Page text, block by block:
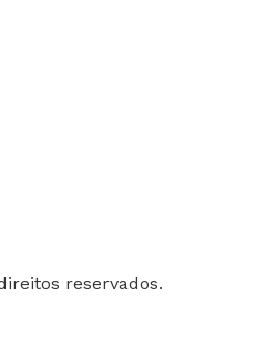
reservados.